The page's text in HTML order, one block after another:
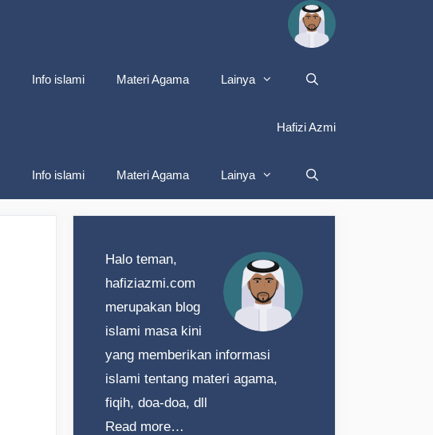
Info islami Materi Agama Lainya
Hafizi Azmi
Info islami Materi Agama Lainya
Halo teman,
hafiziazmi.com
merupakan blog
islami masa kini
yang memberikan informasi
islami tentang materi agama,
fiqih, doa-doa, dll
Read more…